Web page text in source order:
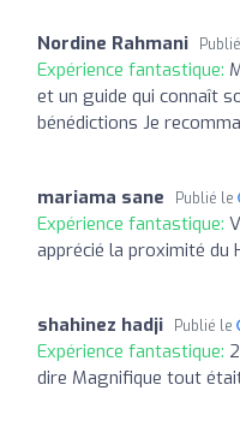
Nordine Rahmani
Expérience fantastique:
et un guide qui connaît
bénédictions Je
mariama sane Publié le
Expérience fantastique:
apprécié la proximité du
shahinez hadji Publié le
Expérience fantastique:
dire Magnifique tout